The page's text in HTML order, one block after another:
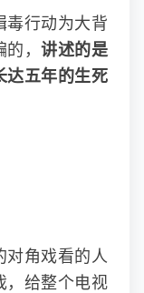
毒行动为大背
的，讲述的是
达五年的生死
对角戏看的人
，给整个电视